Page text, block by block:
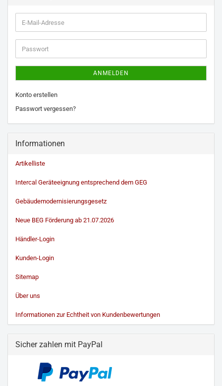
E-
Mail-
Adresse
Passwort
ANMELDEN
Konto erstellen
Passwort vergessen?
Informationen
Artikelliste
Intercal Geräteeignung entsprechend dem GEG
Gebäudemodernisierungsgesetz
Neue BEG Förderung ab 21.07.2026
Händler-Login
Kunden-Login
Sitemap
Über uns
Informationen zur Echtheit von Kundenbewertungen
Sicher zahlen mit PayPal